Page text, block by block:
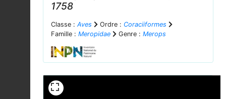
1758
Classe : Aves Ordre : Coraciiformes
Famille : Meropidae Genre : Merops